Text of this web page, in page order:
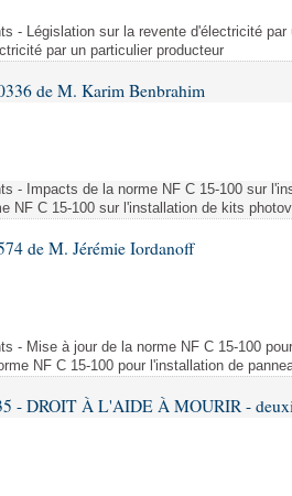
- Législation sur la revente d'électricité
par un particulier producteur
de M. Karim Benbrahim
- Impacts de la norme NF C 15-100 sur
NF C 15-100 sur l'installation de kits
de M. Jérémie Iordanoff
- Mise à jour de la norme NF C 15-100
NF C 15-100 pour l'installation de
- DROIT À L'AIDE À MOURIR -